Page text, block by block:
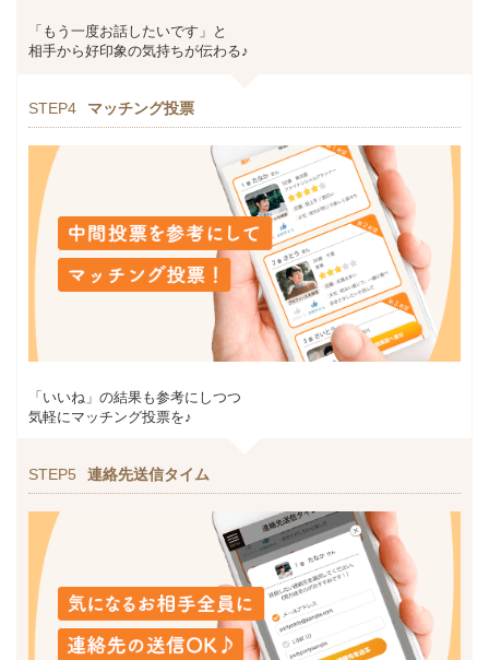
「もう一度お話したいです」と
相手から好印象の気持ちが伝わる♪
STEP4 マッチング投票
「いいね」の結果も参考にしつつ
気軽にマッチング投票を♪
STEP5 連絡先送信タイム